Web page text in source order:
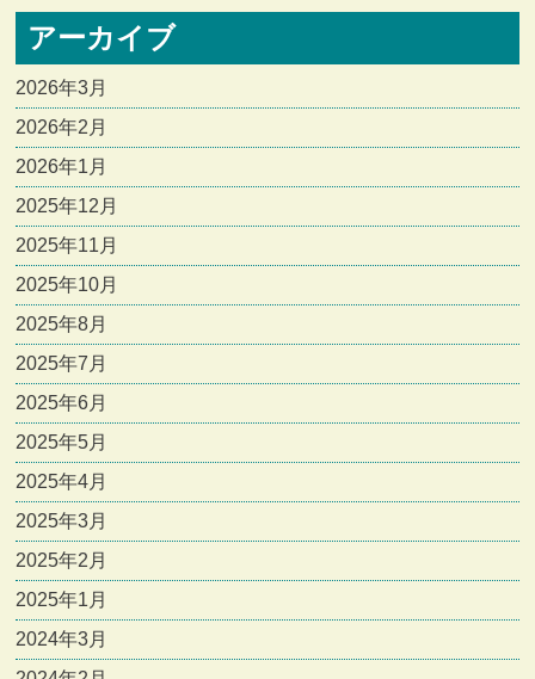
アーカイブ
2026年3月
2026年2月
2026年1月
2025年12月
2025年11月
2025年10月
2025年8月
2025年7月
2025年6月
2025年5月
2025年4月
2025年3月
2025年2月
2025年1月
2024年3月